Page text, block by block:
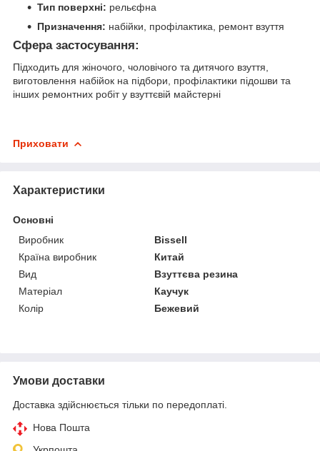
Тип поверхні: рельєфна
Призначення: набійки, профілактика, ремонт взуття
Сфера застосування:
Підходить для жіночого, чоловічого та дитячого взуття,
виготовлення набійок на підбори, профілактики підошви та
інших ремонтних робіт у взуттєвій майстерні
Приховати
Характеристики
Основні
Виробник
Bissell
Країна виробник
Китай
Вид
Взуттєва резина
Матеріал
Каучук
Колір
Бежевий
Умови доставки
Доставка здійснюється тільки по передоплаті.
Нова Пошта